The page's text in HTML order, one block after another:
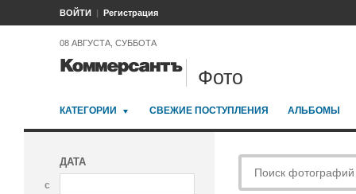
ВОЙТИ Регистрация
08 АВГУСТА, СУББОТА
Фото
КАТЕГОРИИ СВЕЖИЕ ПОСТУПЛЕНИЯ АЛЬБОМЫ
ДАТА
с